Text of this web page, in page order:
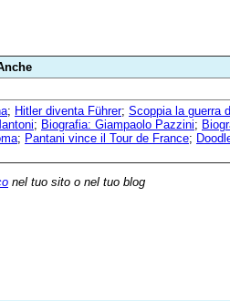
; Hitler diventa Führer; Scoppia la guerra
; Biografia: Giampaolo Pazzini;
; Pantani vince il Tour de France;
nel tuo sito o nel tuo blog